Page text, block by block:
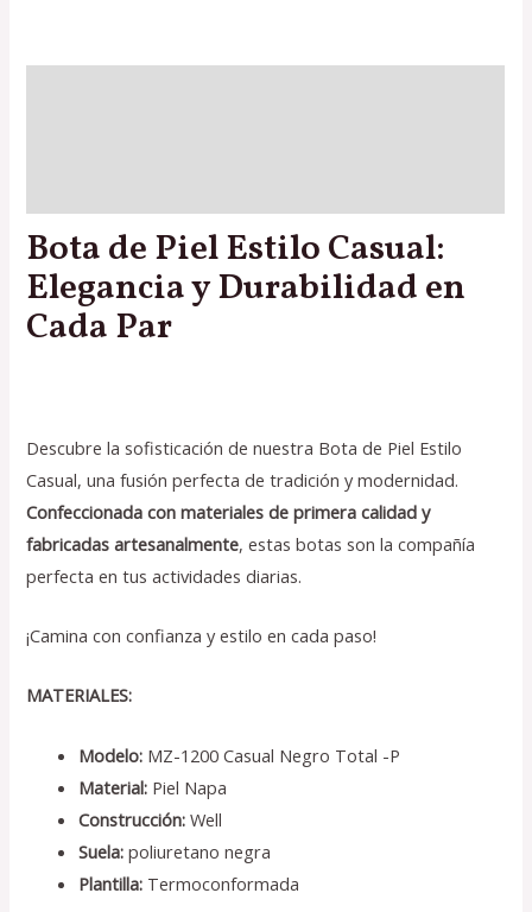
Bota de Piel Estilo Casual:
Elegancia y Durabilidad en
Cada Par
Descubre la sofisticación de nuestra Bota de Piel Estilo
Casual, una fusión perfecta de tradición y modernidad.
Confeccionada con materiales de primera calidad y
fabricadas artesanalmente, estas botas son la compañía
perfecta en tus actividades diarias.
¡Camina con confianza y estilo en cada paso!
MATERIALES:
Modelo: MZ-1200 Casual Negro Total -P
Material: Piel Napa
Construcción:Well
Suela:poliuretano negra
Plantilla: Termoconformada